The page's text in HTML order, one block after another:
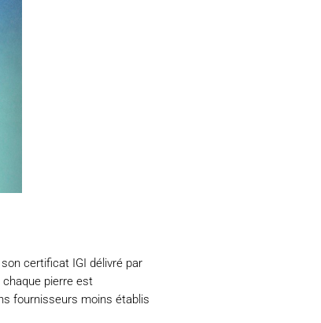
certificat IGI délivré par
pierre est
fournisseurs moins établis